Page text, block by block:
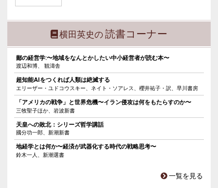
横田英史の読書コーナー
鄙の経営学:〜地域をなんとかしたい中小経営者が読む本〜
渡辺和博、 観濤舎
超知能AIをつくれば人類は絶滅する
エリーザー・ユドコウスキー、ネイト・ソアレス、櫻井祐子・訳、早川書房
「アメリカの戦争」と世界危機〜イラン侵攻は何をもたらすのか〜
三牧聖子ほか、岩波新書
天皇への敗北：シリーズ哲学講話
國分功一郎、新潮新書
地経学とは何か〜経済が武器化する時代の戦略思考〜
鈴木一人、新潮選書
一覧を見る